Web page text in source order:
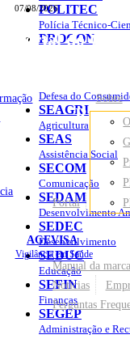
07/08/2026
Portal do
AGEVISA
Vigilância em Saúde
Portal
Sobre
Manual da marca
Notícias
Perguntas
POLITEC
Polícia Técnico-
PROCON
Defesa do
SEAGRI
Agricultura
SEAS
Assistência Social
SECOM
Comunicação
SEDAM
Desenvolvimento
SEDEC
Desenvolvimento
SEDUC
Educação
SEFIN
Finanças
SEGEP
Administração e